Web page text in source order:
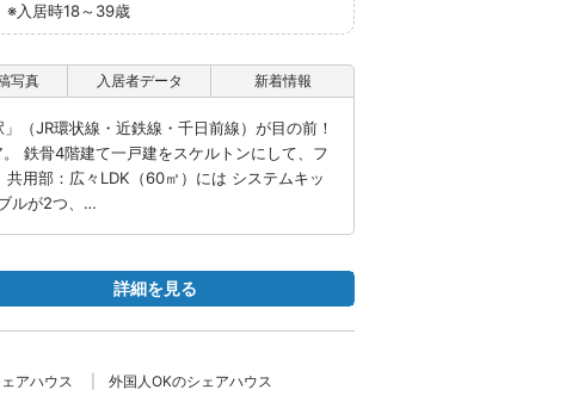
※入居時18～39歳
（JR環状線・近鉄線・千日前線）が目の前！
鉄骨4階建て一戸建をスケルトンにして、フ
共用部：広々LDK（60㎡）には システムキッ
ルが2つ、…
写真 入居者データ 新着情報
詳細を見る
アハウス
外国人OKのシェアハウス